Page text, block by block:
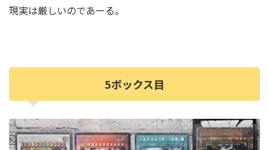
現実は厳しいのであーる。
5ボックス目